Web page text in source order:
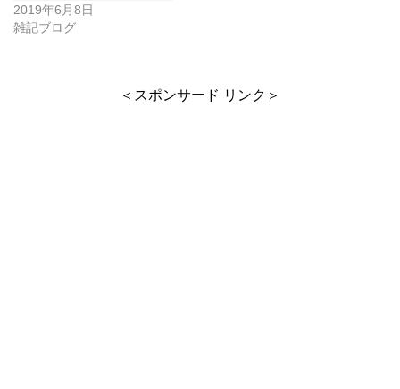
2019年6月8日
雑記ブログ
＜スポンサード リンク＞